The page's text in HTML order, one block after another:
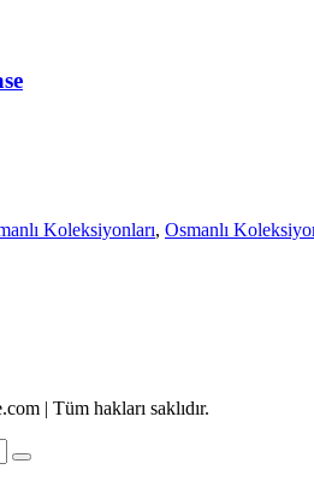
Koleksiyonları, Osmanlı
| Tüm hakları saklıdır.